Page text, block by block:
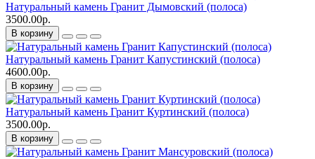
Натуральный камень Гранит Дымовский (полоса)
3500.00р.
В корзину
Натуральный камень Гранит Капустинский (полоса)
4600.00р.
В корзину
Натуральный камень Гранит Куртинский (полоса)
3500.00р.
В корзину